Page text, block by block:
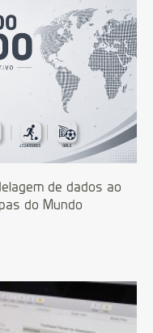
de dados ao
do Mundo